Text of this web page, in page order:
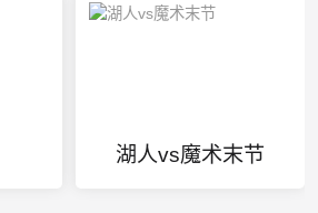
湖人vs魔术末节